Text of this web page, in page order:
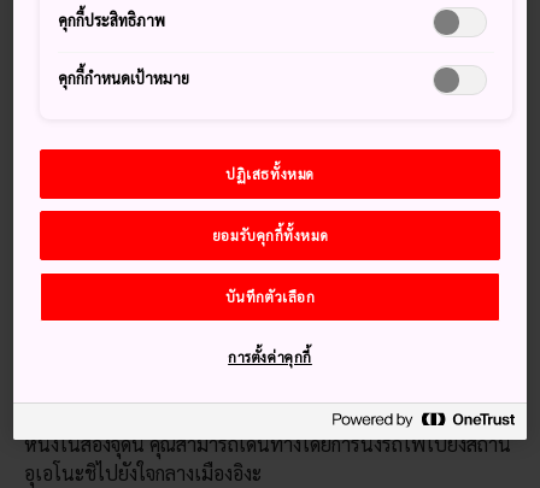
ของนินจา
อึดใจเดียวเพียงนั่งกระเช้าลอยฟ้า
วิธีการเดินทาง
รถไฟสายเจอาร์และคินเท็ตสึออกเดินทางจากนาโกย่า เกียวโต
โอซาก้าและพื้นที่ใกล้เคียงไปยังอิงะซึ่งเป็นเมืองหลักของมิเอะ
รถไฟสายเจอาร์ออกเดินทางจากโอซาก้า เกียวโต และนาโกย่าไป
ทางจากนาโกย่าและโอซาก้านัมบะไปยังสถานีอิงะ-คัมเบะ จาก
หนึ่งในสองจุดนี้ คุณสามารถเดินทางโดยการนั่งรถไฟไปยังสถานี
อุเอโนะชิไปยังใจกลางเมืองอิงะ
คุกกี้ประสิทธิภาพ
คุกกี้กำหนดเป้าหมาย
ปฏิเสธทั้งหมด
ยอมรับคุกกี้ทั้งหมด
บันทึกตัวเลือก
การตั้งค่าคุกกี้